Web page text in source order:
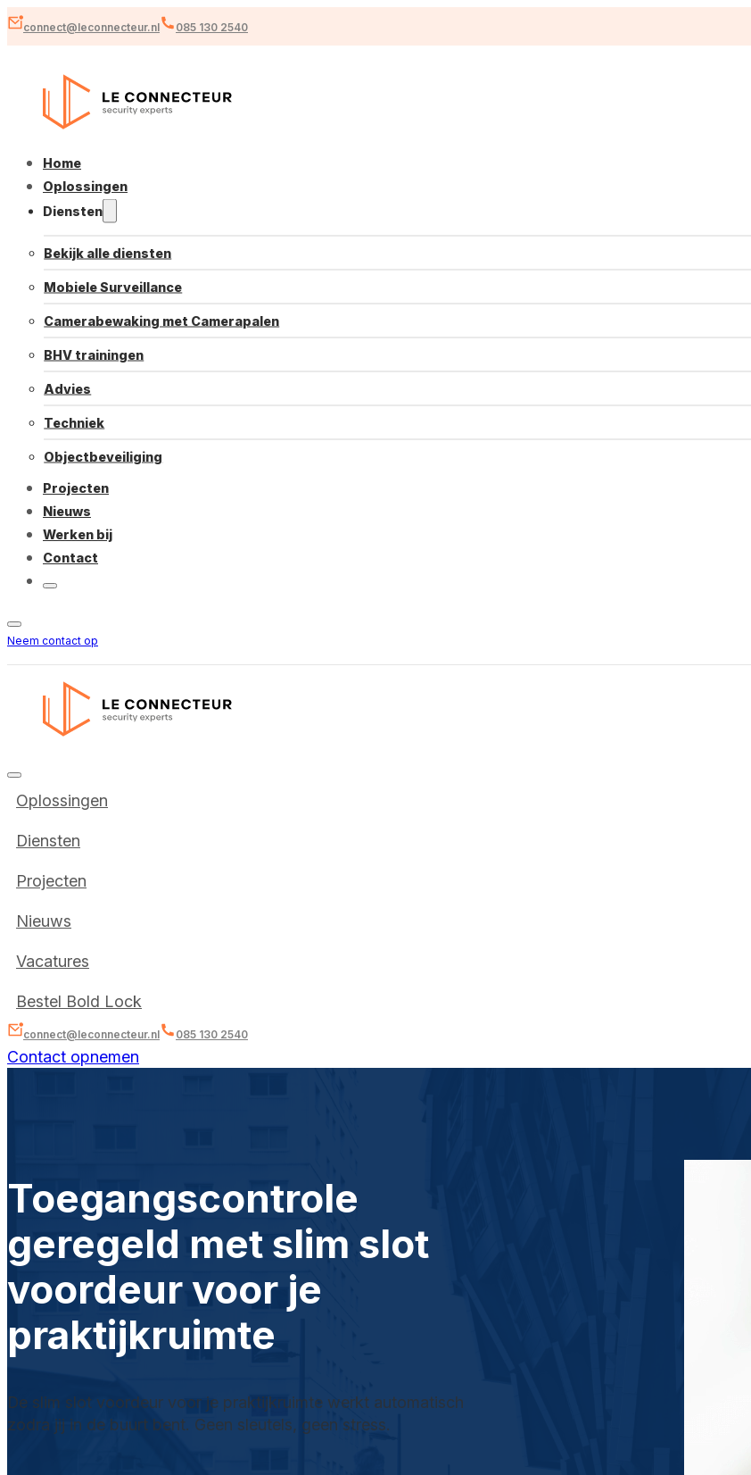
connect@leconnecteur.nl 085 130 2540
Home
Oplossingen
Diensten
Bekijk alle diensten
Mobiele Surveillance
Camerabewaking met Camerapalen
BHV trainingen
Advies
Techniek
Objectbeveiliging
Projecten
Nieuws
Werken bij
Contact
Neem contact op
Oplossingen
Diensten
Projecten
Nieuws
Vacatures
Bestel Bold Lock
connect@leconnecteur.nl 085 130 2540
Contact opnemen
Toegangscontrole
geregeld met slim slot
voordeur voor je
praktijkruimte
De slim slot voordeur voor je praktijkruimte werkt automatisch
zodra jij in de buurt bent. Geen sleutels, geen stress.